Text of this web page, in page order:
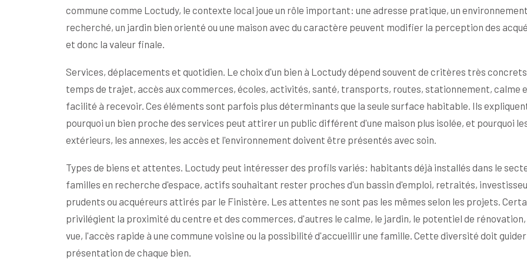
commune comme Loctudy, le contexte local joue un rôle important: une adresse pratique, un environnement
recherché, un jardin bien orienté ou une maison avec du caractère peuvent modifier la perception des
et donc la valeur finale.
Services, déplacements et quotidien. Le choix d'un bien à Loctudy dépend souvent de critères très
temps de trajet, accès aux commerces, écoles, activités, santé, transports, routes, stationnement, calme
facilité à recevoir. Ces éléments sont parfois plus déterminants que la seule surface habitable. Ils
pourquoi un bien proche des services peut attirer un public différent d'une maison plus isolée, et pourquoi
extérieurs, les annexes, les accès et l'environnement doivent être présentés avec soin.
Types de biens et attentes. Loctudy peut intéresser des profils variés: habitants déjà installés dans le
familles en recherche d'espace, actifs souhaitant rester proches d'un bassin d'emploi, retraités,
prudents ou acquéreurs attirés par le Finistère. Les attentes ne sont pas les mêmes selon les projets.
privilégient la proximité du centre et des commerces, d'autres le calme, le jardin, le potentiel de rénovation,
vue, l'accès rapide à une commune voisine ou la possibilité d'accueillir une famille. Cette diversité doit
présentation de chaque bien.